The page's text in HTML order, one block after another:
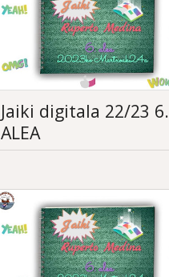
Jaiki digitala 22/23 6.
ALEA